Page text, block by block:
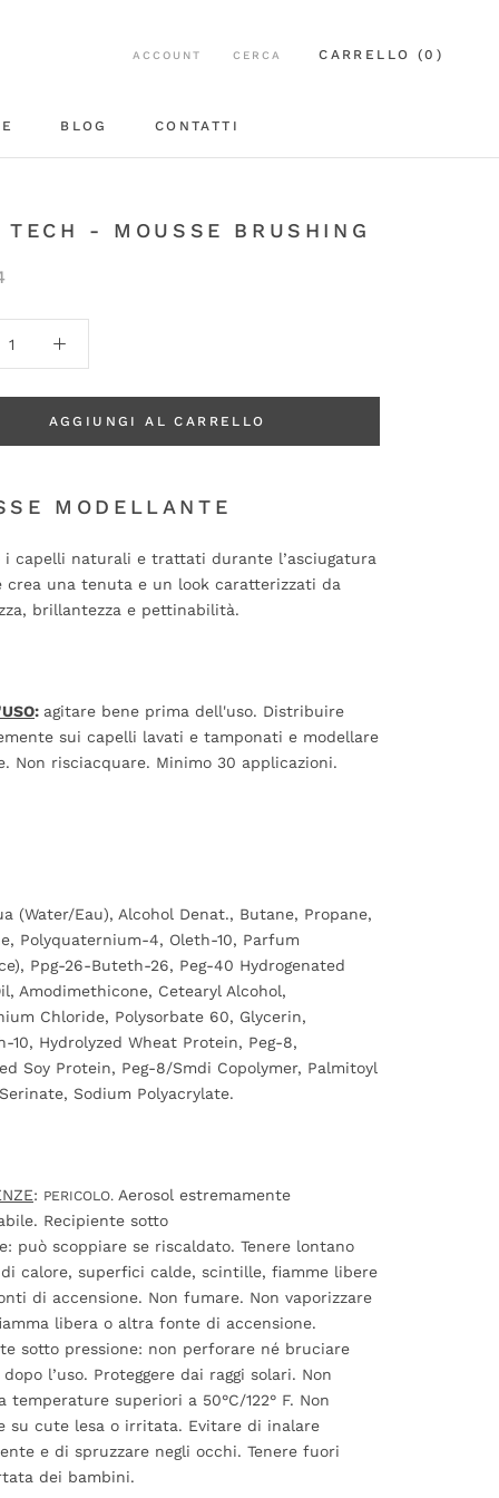
BLOG
CONTATTI
ACCOUNT CERCA CARRELLO (0 )
TECH - MOUSSE BRUSHING
AGGIUNGI AL CARRELLO
MODELLANTE
i capelli naturali e trattati durante l’asciugatura
crea una tenuta e un look caratterizzati da
brillantezza e pettinabilità.
: agitare bene prima dell'uso. Distribuire
sui capelli lavati e tamponati e modellare
Non risciacquare. Minimo 30 applicazioni.
(Water/Eau), Alcohol Denat., Butane, Propane,
Polyquaternium-4, Oleth-10, Parfum
Ppg-26-Buteth-26, Peg-40 Hydrogenated
Amodimethicone, Cetearyl Alcohol,
Chloride, Polysorbate 60, Glycerin,
10, Hydrolyzed Wheat Protein, Peg-8,
Soy Protein, Peg-8/Smdi Copolymer, Palmitoyl
Sodium Polyacrylate.
: PERICOLO. Aerosol estremamente
Recipiente sotto
può scoppiare se riscaldato. Tenere lontano
calore, superfici calde, scintille, fiamme libere
di accensione. Non fumare. Non vaporizzare
libera o altra fonte di accensione.
sotto pressione: non perforare né bruciare
l’uso. Proteggere dai raggi solari. Non
temperature superiori a 50°C/122° F. Non
su cute lesa o irritata. Evitare di inalare
e di spruzzare negli occhi. Tenere fuori
dei bambini.